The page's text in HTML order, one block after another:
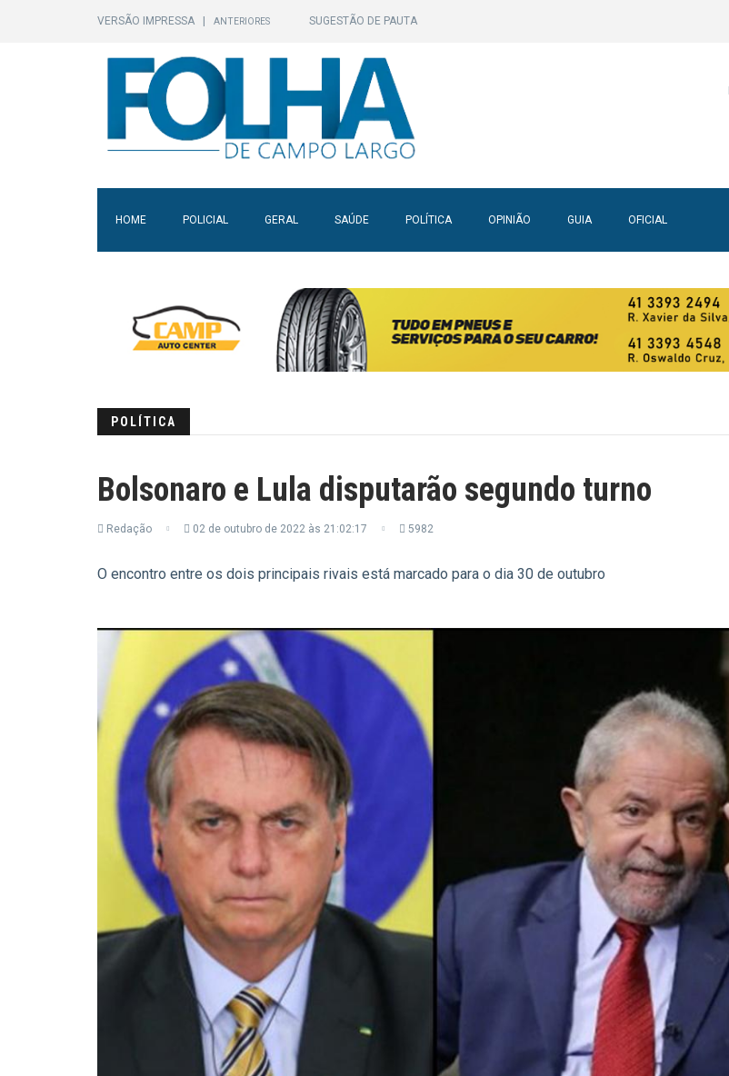
VERSÃO IMPRESSA ANTERIORES SUGESTÃO DE PAUTA
HOME POLICIAL GERAL SAÚDE POLÍTICA OPINIÃO GUIA OFICIAL
POLÍTICA
Bolsonaro e Lula disputarão segundo turno
Redação 02 de outubro de 2022 às 21:02:17 5982
O encontro entre os dois principais rivais está marcado para o dia 30 de outubro